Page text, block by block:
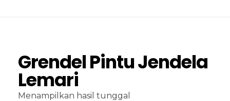
Grendel Pintu Jendela
Lemari
Menampilkan hasil tunggal